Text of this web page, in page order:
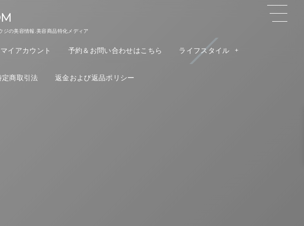
の美容情報.美容商品特化メディア
マイアカウント 予約＆お問い合わせはこちら ライフスタイル
定商取引法 返金および返品ポリシー